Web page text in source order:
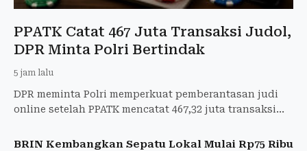
PPATK Catat 467 Juta Transaksi Judol,
DPR Minta Polri Bertindak
5 jam lalu
DPR meminta Polri memperkuat pemberantasan judi
online setelah PPATK mencatat 467,32 juta transaksi
BRIN Kembangkan Sepatu Lokal Mulai Rp75 Ribu